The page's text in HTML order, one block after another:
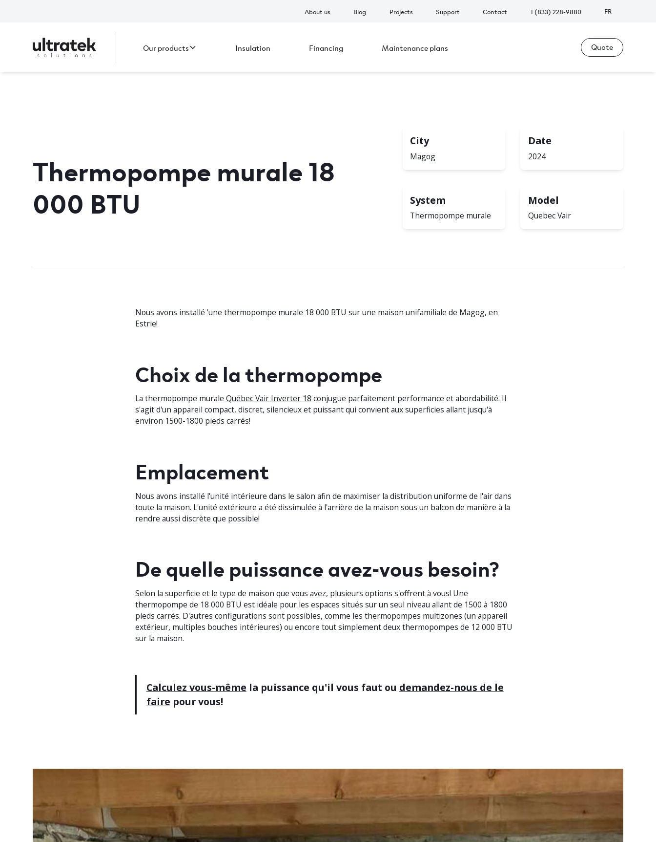
About us Blog Projects Support Contact 1 (833) 228-9880 FR
Our products Insulation Financing Maintenance plans Quote
Thermopompe murale 18
000 BTU
City
Magog
Date
2024
System
Thermopompe murale
Model
Quebec Vair
Nous avons installé 'une thermopompe murale 18 000 BTU sur une maison unifamiliale de Magog, en
Estrie!
Choix de la thermopompe
La thermopompe murale Québec Vair Inverter 18 conjugue parfaitement performance et abordabilité. Il
s'agit d'un appareil compact, discret, silencieux et puissant qui convient aux superficies allant jusqu'à
environ 1500-1800 pieds carrés!
Emplacement
Nous avons installé l'unité intérieure dans le salon afin de maximiser la distribution uniforme de l'air dans
toute la maison. L'unité extérieure a été dissimulée à l'arrière de la maison sous un balcon de manière à la
rendre aussi discrète que possible!
De quelle puissance avez-vous besoin?
Selon la superficie et le type de maison que vous avez, plusieurs options s'offrent à vous! Une
thermopompe de 18 000 BTU est idéale pour les espaces situés sur un seul niveau allant de 1500 à 1800
pieds carrés. D'autres configurations sont possibles, comme les thermopompes multizones (un appareil
extérieur, multiples bouches intérieures) ou encore tout simplement deux thermopompes de 12 000 BTU
sur la maison.
Calculez vous-même la puissance qu'il vous faut ou demandez-nous de le
faire pour vous!